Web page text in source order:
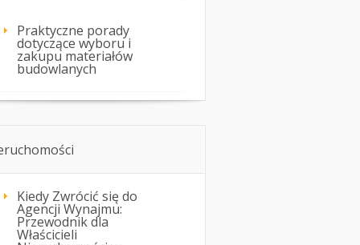
Praktyczne porady
dotyczące wyboru i
zakupu materiałów
budowlanych
Kiedy Zwrócić się do
Agencji Wynajmu:
Przewodnik dla
Właścicieli